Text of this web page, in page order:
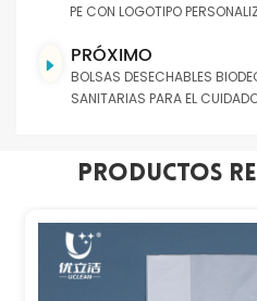
PE CON LOGOTIPO
PRÓXIMO
BOLSAS DESECHABLES
SANITARIAS PARA EL
Productos